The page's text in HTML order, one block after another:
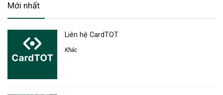
Mới nhất
Liên hệ CardTOT
Khác